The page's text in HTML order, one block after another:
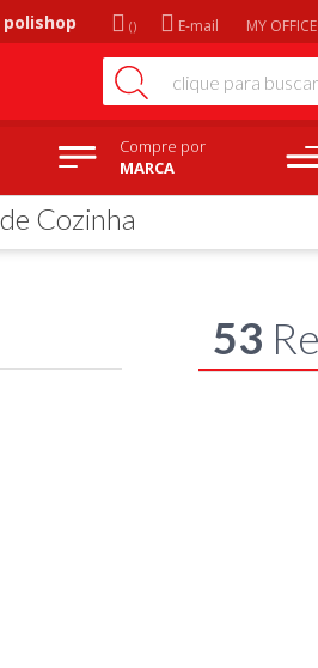
polishop E-mail MY OFFICE
Compre por
MARCA
Cozinha
53